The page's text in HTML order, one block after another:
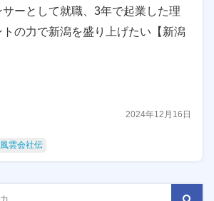
ーとして就職、3年で起業した理
の力で新潟を盛り上げたい【新潟
2024年12月16日
風雲会社伝